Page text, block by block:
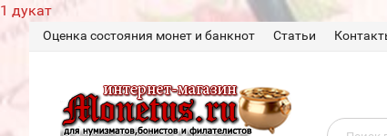
1 дукат
Оценка состояния монет и банкнот Статьи